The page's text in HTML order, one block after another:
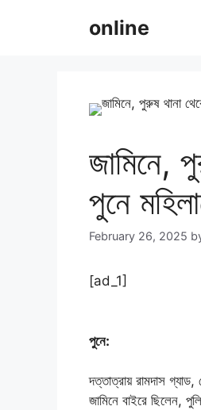
online
জামিনে,
পুনে
February 26, 2025
[ad_1]
পুনে:
দত্তাত্রায় রামদাস
জামিনে বাইরে ছিলেন,